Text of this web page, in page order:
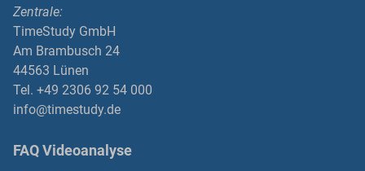
Zentrale:
TimeStudy GmbH
Am Brambusch 24
44563 Lünen
Tel. +49 2306 92 54 000
info@timestudy.de
FAQ Videoanalyse